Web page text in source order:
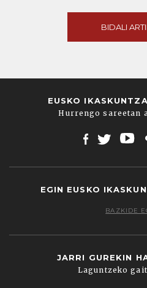
BIDALI
EUSKO
Hurrengo sareetan
EGIN EUSKO
BAZKIDE
JARRI GUREKIN
Laguntzeko